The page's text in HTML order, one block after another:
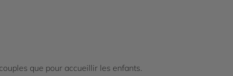
que pour accueillir les enfants.